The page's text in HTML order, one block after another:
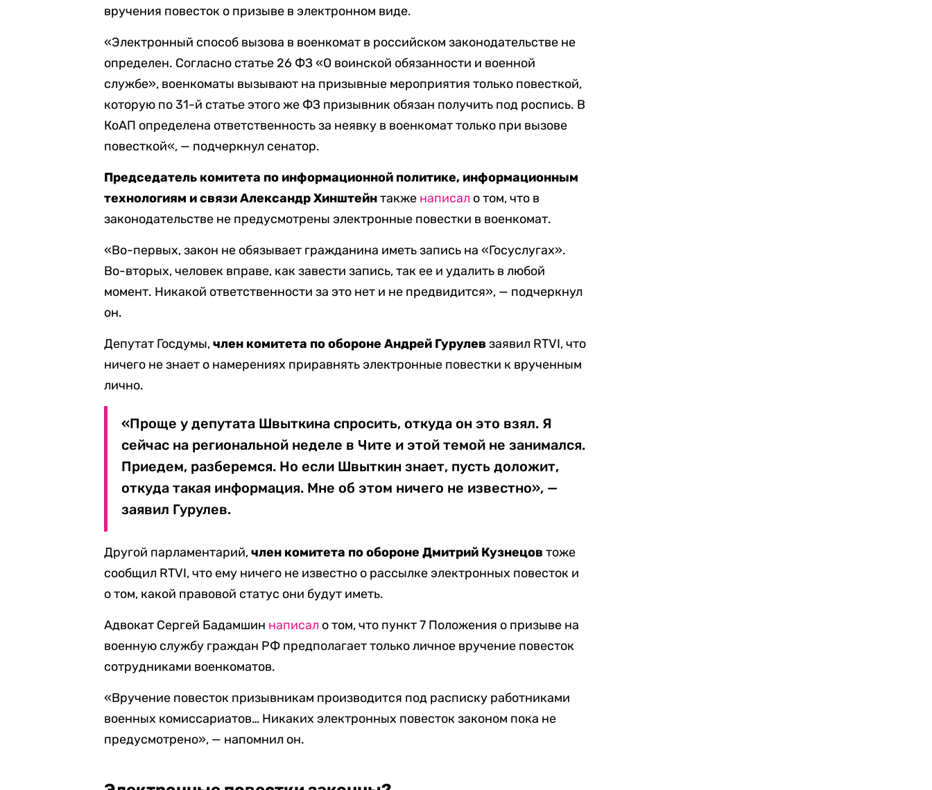
вручения повесток о призыве в электронном виде.
«Электронный способ вызова в военкомат в российском законодательстве не
определен. Согласно статье 26 ФЗ «О воинской обязанности и военной
службе», военкоматы вызывают на призывные мероприятия только повесткой,
которую по 31-й статье этого же ФЗ призывник обязан получить под роспись. В
КоАП определена ответственность за неявку в военкомат только при вызове
повесткой«, — подчеркнул сенатор.
Председатель комитета по информационной политике, информационным
технологиям и связи Александр Хинштейнтакже написал о том, что в
законодательстве не предусмотрены электронные повестки в военкомат.
«Во-первых, закон не обязывает гражданина иметь запись на «Госуслугах».
Во-вторых, человек вправе, как завести запись, так ее и удалить в любой
момент. Никакой ответственности за это нет и не предвидится», — подчеркнул
он.
Депутат Госдумы,член комитета по обороне Андрей Гурулев заявил RTVI, что
ничего не знает о намерениях приравнять электронные повестки к врученным
лично.
«Проще у депутата Швыткина спросить, откуда он это взял. Я
сейчас на региональной неделе в Чите и этой темой не занимался.
Приедем, разберемся. Но если Швыткин знает, пусть доложит,
откуда такая информация. Мне об этом ничего не известно», —
заявил Гурулев.
Другой парламентарий,член комитета по обороне Дмитрий Кузнецов тоже
сообщил RTVI, что ему ничего не известно о рассылке электронных повесток и
о том, какой правовой статус они будут иметь.
Адвокат Сергей Бадамшин написал о том, что пункт 7 Положения о призыве на
военную службу граждан РФ предполагает только личное вручение повесток
сотрудниками военкоматов.
«Вручение повесток призывникам производится под расписку работниками
военных комиссариатов… Никаких электронных повесток законом пока не
предусмотрено», — напомнил он.